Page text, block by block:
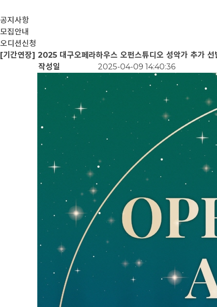
공지사항
모집안내
오디션신청
[기간연장] 2025 대구오페라하우스 오펀스튜디오 성악가 추가 선
작성일
2025-04-09 14:40:36